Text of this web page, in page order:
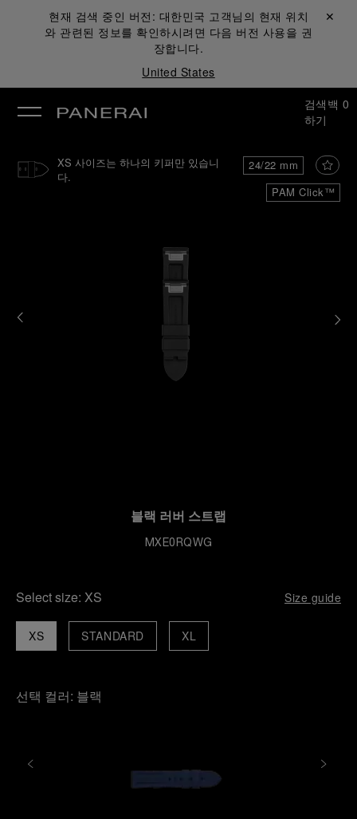
현재 검색 중인 버전: 대한민국 고객님의 현재 위치
와 관련된 정보를 확인하시려면 다음 버전 사용을 권
장합니다.
United States
닫기 ✕
검색
하기
백 0
PAM Click™
24/22 mm
XS 사이즈는 하나의 키퍼만 있습니
다.
블랙 러버 스트랩
MXE0RQWG
Select size: XS Size guide
XS STANDARD XL
선택 컬러: 블랙